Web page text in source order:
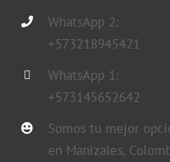
WhatsApp 2:
+573218945421
WhatsApp 1:
+573145652642
Somos tu mejor
en Manizales,